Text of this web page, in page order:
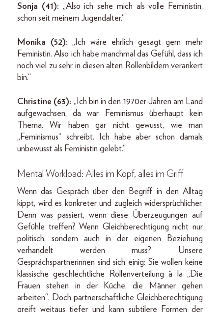
Sonja (41): „Also ich sehe mich als volle Feministin,
schon seit meinem Jugendalter.“
Monika (52): „Ich wäre ehrlich gesagt gern mehr
Feministin. Also ich habe manchmal das Gefühl, dass ich
noch viel zu sehr in diesen alten Rollenbildern verankert
bin.“
Christine (63): „Ich bin in den 1970er-Jahren am Land
aufgewachsen, da war Feminismus überhaupt kein
Thema. Wir haben gar nicht gewusst, wie man
„Feminismus“ schreibt. Ich habe aber schon damals
unbewusst als Feministin gelebt.“
Mental Workload: Alles im Kopf, alles im Griff
Wenn das Gespräch über den Begriff in den Alltag
kippt, wird es konkreter und zugleich widersprüchlicher.
Denn was passiert, wenn diese Überzeugungen auf
Gefühle treffen? Wenn Gleichberechtigung nicht nur
politisch, sondern auch in der eigenen Beziehung
verhandelt werden muss? Unsere
Gesprächspartnerinnen sind sich einig: Sie wollen keine
klassische geschlechtliche Rollenverteilung à la „Die
Frauen stehen in der Küche, die Männer gehen
arbeiten“. Doch partnerschaftliche Gleichberechtigung
greift weitaus tiefer und kann subtilere Formen der